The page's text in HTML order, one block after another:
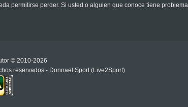
permitirse perder. Si usted o alguien que conoce tiene
© 2010-2026
reservados - Donnael Sport (Live2Sport)